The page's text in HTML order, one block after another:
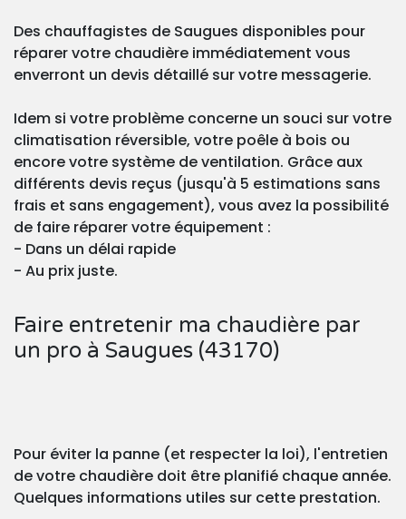
Des chauffagistes de Saugues disponibles pour
réparer votre chaudière immédiatement vous
enverront un devis détaillé sur votre messagerie.
Idem si votre problème concerne un souci sur votre
climatisation réversible, votre poêle à bois ou
encore votre système de ventilation. Grâce aux
différents devis reçus (jusqu'à 5 estimations sans
frais et sans engagement), vous avez la possibilité
de faire réparer votre équipement :
- Dans un délai rapide
- Au prix juste.
Faire entretenir ma chaudière par
un pro à Saugues (43170)
Pour éviter la panne (et respecter la loi), l'entretien
de votre chaudière doit être planifié chaque année.
Quelques informations utiles sur cette prestation.